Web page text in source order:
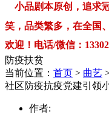
小品剧本原创，追求
笑，品类繁多，在全国
欢迎！电话/微信：
防疫扶贫
当前位置： 首页 > 曲艺
社区防疫抗疫党建引领
作者: